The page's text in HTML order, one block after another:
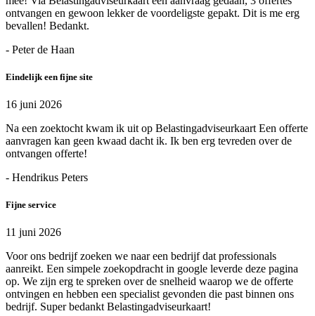
ontvangen en gewoon lekker de voordeligste gepakt. Dit is me erg
bevallen! Bedankt.
- Peter de Haan
Eindelijk een fijne site
16 juni 2026
Na een zoektocht kwam ik uit op Belastingadviseurkaart Een offerte
aanvragen kan geen kwaad dacht ik. Ik ben erg tevreden over de
ontvangen offerte!
- Hendrikus Peters
Fijne service
11 juni 2026
Voor ons bedrijf zoeken we naar een bedrijf dat professionals
aanreikt. Een simpele zoekopdracht in google leverde deze pagina
op. We zijn erg te spreken over de snelheid waarop we de offerte
ontvingen en hebben een specialist gevonden die past binnen ons
bedrijf. Super bedankt Belastingadviseurkaart!